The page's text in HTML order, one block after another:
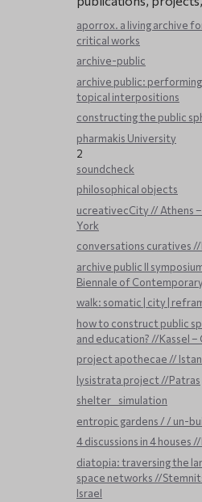
aporrox. a living archive
critical works
archive-public
archive public:
topical interpositions
constructing the public
pharmakis University
2
soundcheck
philosophical objects
ucreativecCity // Athens
York
conversations curatives
archive public ΙΙ
Biennale of
walk: somatic | city |
how to construct public
and education? //Kassel –
project apothecae //
lysistrata project //Patras
shelter _ simulation
entropic gardens / / un-
4 discussions in 4 houses
diatopia: traversing the
space networks //
Israel